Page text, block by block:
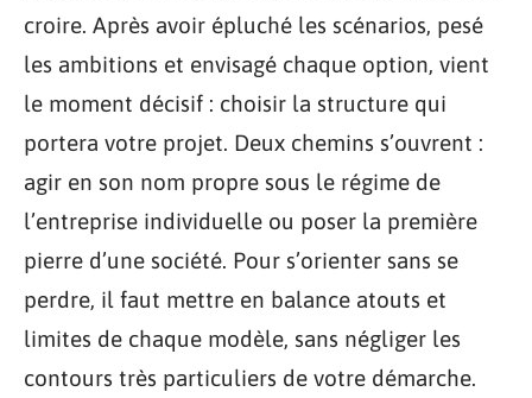
croire. Après avoir épluché les scénarios, pesé
les ambitions et envisagé chaque option, vient
le moment décisif : choisir la structure qui
portera votre projet. Deux chemins s’ouvrent :
agir en son nom propre sous le régime de
l’entreprise individuelle ou poser la première
pierre d’une société. Pour s’orienter sans se
perdre, il faut mettre en balance atouts et
limites de chaque modèle, sans négliger les
contours très particuliers de votre démarche.